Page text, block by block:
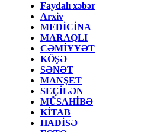
Faydalı xəbər
Arxiv
MEDİCİNA
MARAQLI
CƏMİYYƏT
KÖŞƏ
SƏNƏT
MANŞET
SEÇİLƏN
MÜSAHİBƏ
KİTAB
HADİSƏ